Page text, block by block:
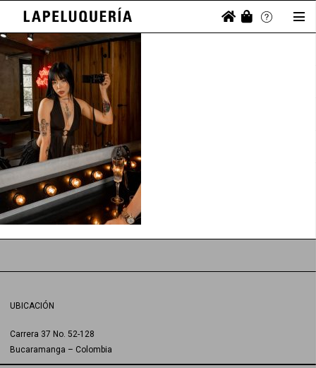
UBICACIÓN
Carrera 37 No. 52-128
Bucaramanga – Colombia